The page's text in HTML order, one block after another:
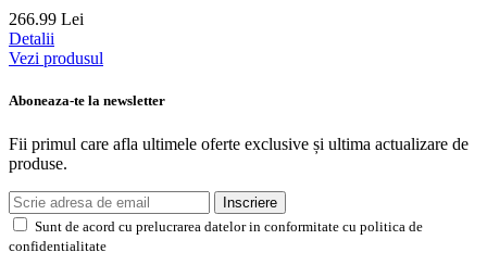
266.99 Lei
Detalii
Vezi produsul
Aboneaza-te la newsletter
Fii primul care afla ultimele oferte exclusive și ultima actualizare de
produse.
Inscriere
Sunt de acord cu prelucrarea datelor in conformitate cu politica de
confidentialitate